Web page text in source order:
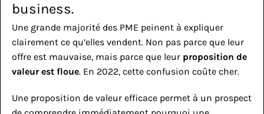
business.
Une grande majorité des PME peinent à expliquer
clairement ce qu’elles vendent. Non pas parce que leur
offre est mauvaise, mais parce que leur proposition de
valeur est floue. En 2022, cette confusion coûte cher.
Une proposition de valeur efficace permet à un prospect